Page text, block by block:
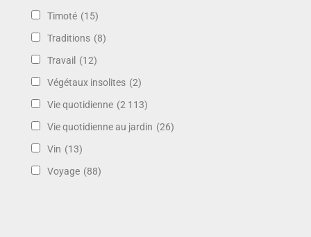
Timoté (15)
Traditions (8)
Travail (12)
Végétaux insolites (2)
Vie quotidienne (2 113)
Vie quotidienne au jardin (26)
Vin (13)
Voyage (88)